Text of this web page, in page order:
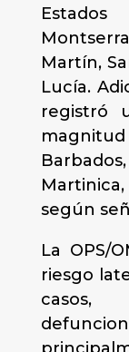
Martín,
Lucía.
registró
según
La OPS/
riesgo
casos,